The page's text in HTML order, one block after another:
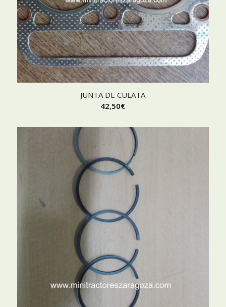
JUNTA DE CULATA
42,50€